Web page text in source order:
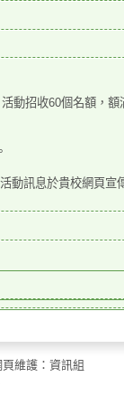
動招收60個名額，額
動訊息於貴校網頁宣
維護：資訊組